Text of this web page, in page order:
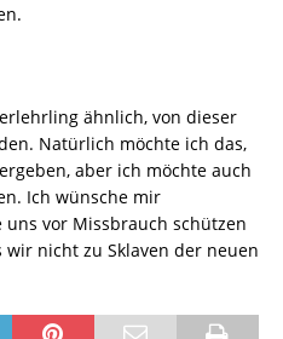
ähnlich, von dieser
Natürlich möchte ich das,
aber ich möchte auch
Ich wünsche mir
uns vor Missbrauch schützen
nicht zu Sklaven der neuen